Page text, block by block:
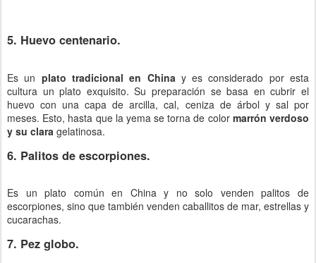
5. Huevo centenario.
Es un plato tradicional en China y es considerado por esta
cultura un plato exquisito. Su preparación se basa en cubrir el
huevo con una capa de arcilla, cal, ceniza de árbol y sal por
meses. Esto, hasta que la yema se torna de color marrón verdoso
y su clara gelatinosa.
6. Palitos de escorpiones.
Es un plato común en China y no solo venden palitos de
escorpiones, sino que también venden caballitos de mar, estrellas y
cucarachas.
7. Pez globo.